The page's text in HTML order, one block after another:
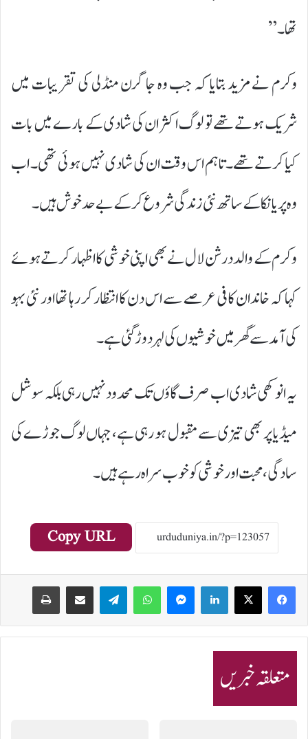
تھا۔”
وکرم نے مزید بتایا کہ جب وہ جاگرن منڈلی کی تقریبات میں
شریک ہوتے تھے تو لوگ اکثر ان کی شادی کے بارے میں بات
کیا کرتے تھے۔ تاہم اس وقت ان کی شادی نہیں ہوئی تھی۔ اب
وہ پریانکا کے ساتھ نئی زندگی شروع کرکے بے حد خوش ہیں۔
وکرم کے والد درشن لال نے بھی اپنی خوشی کا اظہار کرتے ہوئے
کہا کہ خاندان کافی عرصے سے اس دن کا انتظار کر رہا تھا اور نئی بہو
کی آمد سے گھر میں خوشیوں کی لہر دوڑ گئی ہے۔
یہ انوکھی شادی اب صرف گاؤں تک محدود نہیں رہی بلکہ سوشل
میڈیا پر بھی تیزی سے مقبول ہو رہی ہے، جہاں لوگ جوڑے کی
سادگی، محبت اور خوشی کو خوب سراہ رہے ہیں۔
Copy URL
LinkedIn
WhatsApp
Telegram
متعلقہ خبریں